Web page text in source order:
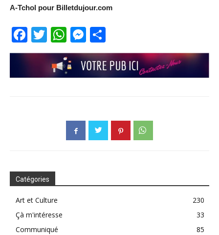
A-Tchol pour Billetdujour.com
Facebook
TwitterWhatsApp
Messenger
Catégories
Art et Culture
230
Çà m'intéresse
33
Communiqué
85